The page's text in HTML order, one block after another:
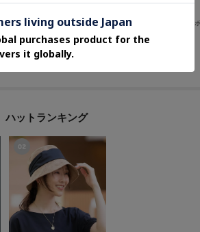
【UVケア】ブレードスリットハット
3,080
20 %OFF
さらに5%OFF
¥2,391
ハットランキング